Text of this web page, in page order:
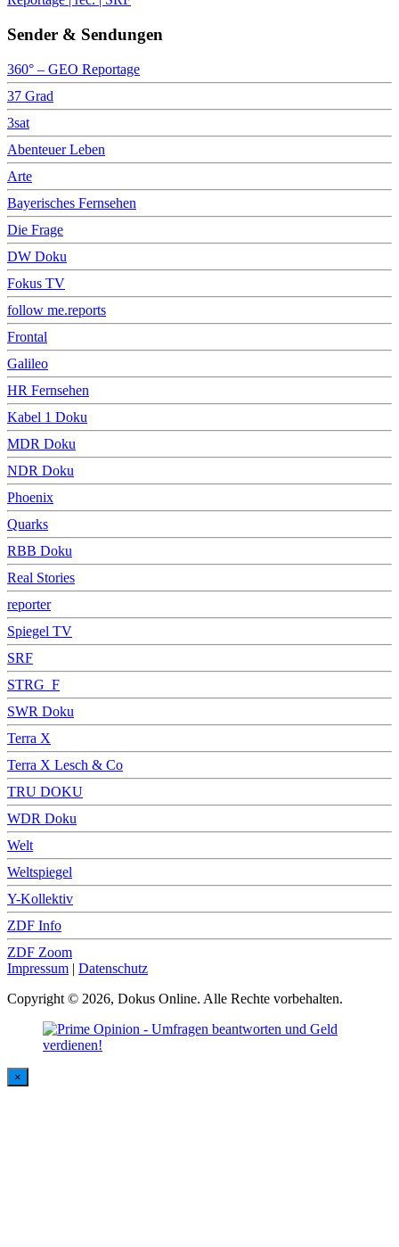
Sender & Sendungen
360° – GEO Reportage
37 Grad
3sat
Abenteuer Leben
Arte
Bayerisches Fernsehen
Die Frage
DW Doku
Fokus TV
follow me.reports
Frontal
Galileo
HR Fernsehen
Kabel 1 Doku
MDR Doku
NDR Doku
Phoenix
Quarks
RBB Doku
Real Stories
reporter
Spiegel TV
SRF
STRG_F
SWR Doku
Terra X
Terra X Lesch & Co
TRU DOKU
WDR Doku
Welt
Weltspiegel
Y-Kollektiv
ZDF Info
ZDF Zoom
Impressum | Datenschutz
Copyright © 2026, Dokus Online. Alle Rechte vorbehalten.
×